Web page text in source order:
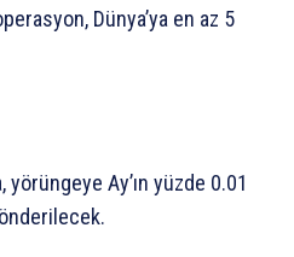
Dünya’ya en az 5
Ay’ın yüzde 0.01